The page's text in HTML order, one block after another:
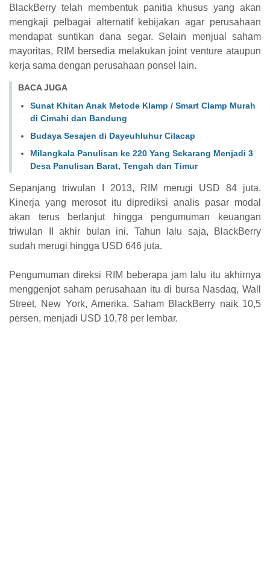
BlackBerry telah membentuk panitia khusus yang akan
mengkaji pelbagai alternatif kebijakan agar perusahaan
mendapat suntikan dana segar. Selain menjual saham
mayoritas, RIM bersedia melakukan joint venture ataupun
kerja sama dengan perusahaan ponsel lain.
BACA JUGA
Sunat Khitan Anak Metode Klamp / Smart Clamp Murah
di Cimahi dan Bandung
Budaya Sesajen di Dayeuhluhur Cilacap
Milangkala Panulisan ke 220 Yang Sekarang Menjadi 3
Desa Panulisan Barat, Tengah dan Timur
Sepanjang triwulan I 2013, RIM merugi USD 84 juta.
Kinerja yang merosot itu diprediksi analis pasar modal
akan terus berlanjut hingga pengumuman keuangan
triwulan II akhir bulan ini. Tahun lalu saja, BlackBerry
sudah merugi hingga USD 646 juta.
Pengumuman direksi RIM beberapa jam lalu itu akhirnya
menggenjot saham perusahaan itu di bursa Nasdaq, Wall
Street, New York, Amerika. Saham BlackBerry naik 10,5
persen, menjadi USD 10,78 per lembar.